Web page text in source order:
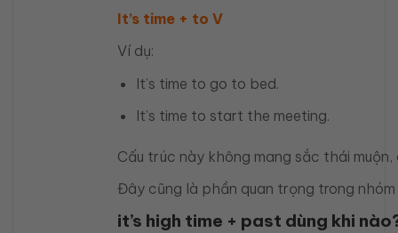
It’s time + to V
Ví dụ:
It’s time to go to bed.
It’s time to start the meeting.
Cấu trúc này không mang sắc thái muộn,
Đây cũng là phần quan trọng trong nhóm
it’s high time + past dùng khi